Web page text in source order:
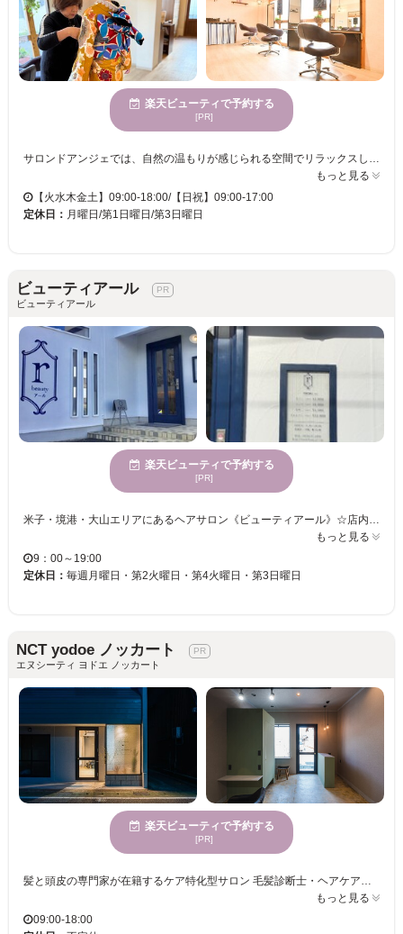
楽天ビューティで予約する
[PR]
サロンドアンジェでは、自然の温もりが感じられる空間でリラックスしながら、髪の悩みに対応しています。お客様それぞれの毛質に合わせたメニューを提供し、特に髪質改善を通じて15年の経験を持つプロフェッショナルが、お家でも簡単に再現できるスタイルを提案します。心が落ち着き、リフレッシュできる環境の中で、丁寧なカウンセリングを受け、自分らしい美しさを引き出してみませんか。エレガントな女性に人気のサロンドアンジェで、健康的で美しい髪を手に入れる喜びを体験してください。駐車場も完備されており、訪れるたびに心からリフレッシュできる時間が待っています。
もっと見る
【火水木金土】09:00-18:00/【日祝】09:00-17:00
定休日： 月曜日/第1日曜日/第3日曜日
ビューティアール
ビューティアール
楽天ビューティで予約する
[PR]
米子・境港・大山エリアにあるヘアサロン《ビューティアール》☆店内は、自然光が入る明るい空間なのでリラックスして過ごしていただけます。また、大画面のテレビを設置しており音楽番組も楽しめるようになっています♪ 毎日“キレイ・ずっとキレイ・今よりキレイ”をモットーにお客様と相談しながら施術させていただきます！ 当サロンは、デジタルパーマ・ストレートパーマ・ストカールが得意です★スタイリングのしやすさ、ツヤ、手触り、全てにこだわって施術させていただきます☆髪のお悩みやなりたいイメージなど、何でもお気軽にご相談ください！ 是非お待ちしております♪
もっと見る
9：00～19:00
定休日： 毎週月曜日・第2火曜日・第4火曜日・第3日曜日
NCT yodoe ノッカート
エヌシーティ ヨドエ ノッカート
楽天ビューティで予約する
[PR]
髪と頭皮の専門家が在籍するケア特化型サロン 毛髪診断士・ヘアケアマイスター・ 色彩技能パーソナルカラーアドバイザーによる 科学的で的確なケア 髪と頭皮を科学的に分析し 最適なケアを提案 日本毛髪科学協会認定「毛髪診断士」とJHCMA認定 「ヘアケアマイスター」が在籍 専門知識と豊富な経験をもとに 髪と頭皮の状態を科学的に分析し 一人ひとりに合った施術と ケア方法を提案します 髪の傷みやパサつき、抜け毛、フケ かゆみなどの悩みを根本から見直し 健康で美しい髪を育むサポートを行います 毛髪診断士は、髪や頭皮の専門知識を持ち 科学的根拠に基づいてアドバイスを行います ノッカートでは施術前に 髪と頭皮の状態をチェック 薬剤負担を軽減した施術です 頭皮環境を整えるスカルプケアや ホームケア方法の提案まで丁寧に
もっと見る
09:00-18:00